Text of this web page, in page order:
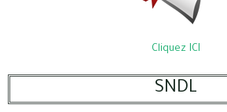
Cliquez ICI
SNDL